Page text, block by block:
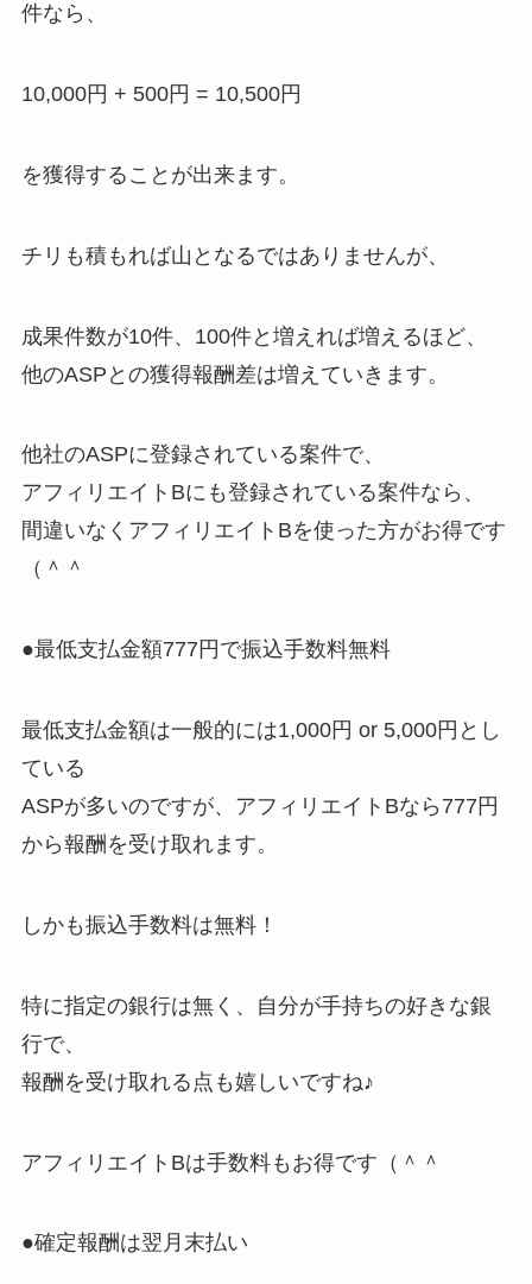
件なら、
10,000円 + 500円 = 10,500円
を獲得することが出来ます。
チリも積もれば山となるではありませんが、
成果件数が10件、100件と増えれば増えるほど、
他のASPとの獲得報酬差は増えていきます。
他社のASPに登録されている案件で、
アフィリエイトBにも登録されている案件なら、
間違いなくアフィリエイトBを使った方がお得です
（＾＾
●最低支払金額777円で振込手数料無料
最低支払金額は一般的には1,000円 or 5,000円とし
ている
ASPが多いのですが、アフィリエイトBなら777円
から報酬を受け取れます。
しかも振込手数料は無料！
特に指定の銀行は無く、自分が手持ちの好きな銀
行で、
報酬を受け取れる点も嬉しいですね♪
アフィリエイトBは手数料もお得です（＾＾
●確定報酬は翌月末払い